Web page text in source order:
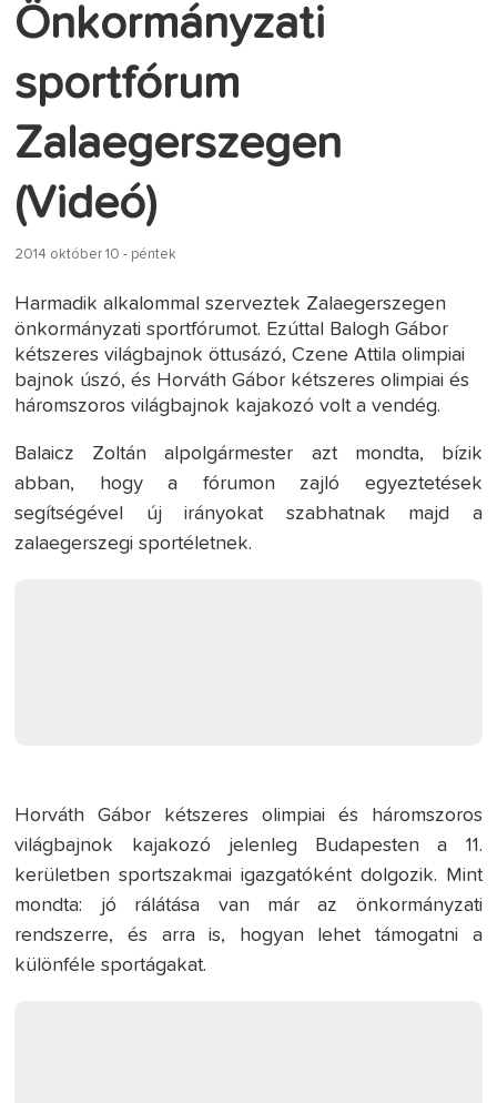
Önkormányzati
sportfórum
Zalaegerszegen
(Videó)
2014 október 10 - péntek
Harmadik alkalommal szerveztek Zalaegerszegen
önkormányzati sportfórumot. Ezúttal Balogh Gábor
kétszeres világbajnok öttusázó, Czene Attila olimpiai
bajnok úszó, és Horváth Gábor kétszeres olimpiai és
háromszoros világbajnok kajakozó volt a vendég.
Balaicz Zoltán alpolgármester azt mondta, bízik
abban, hogy a fórumon zajló egyeztetések
segítségével új irányokat szabhatnak majd a
zalaegerszegi sportéletnek.
Horváth Gábor kétszeres olimpiai és háromszoros
világbajnok kajakozó jelenleg Budapesten a 11.
kerületben sportszakmai igazgatóként dolgozik. Mint
mondta: jó rálátása van már az önkormányzati
rendszerre, és arra is, hogyan lehet támogatni a
különféle sportágakat.